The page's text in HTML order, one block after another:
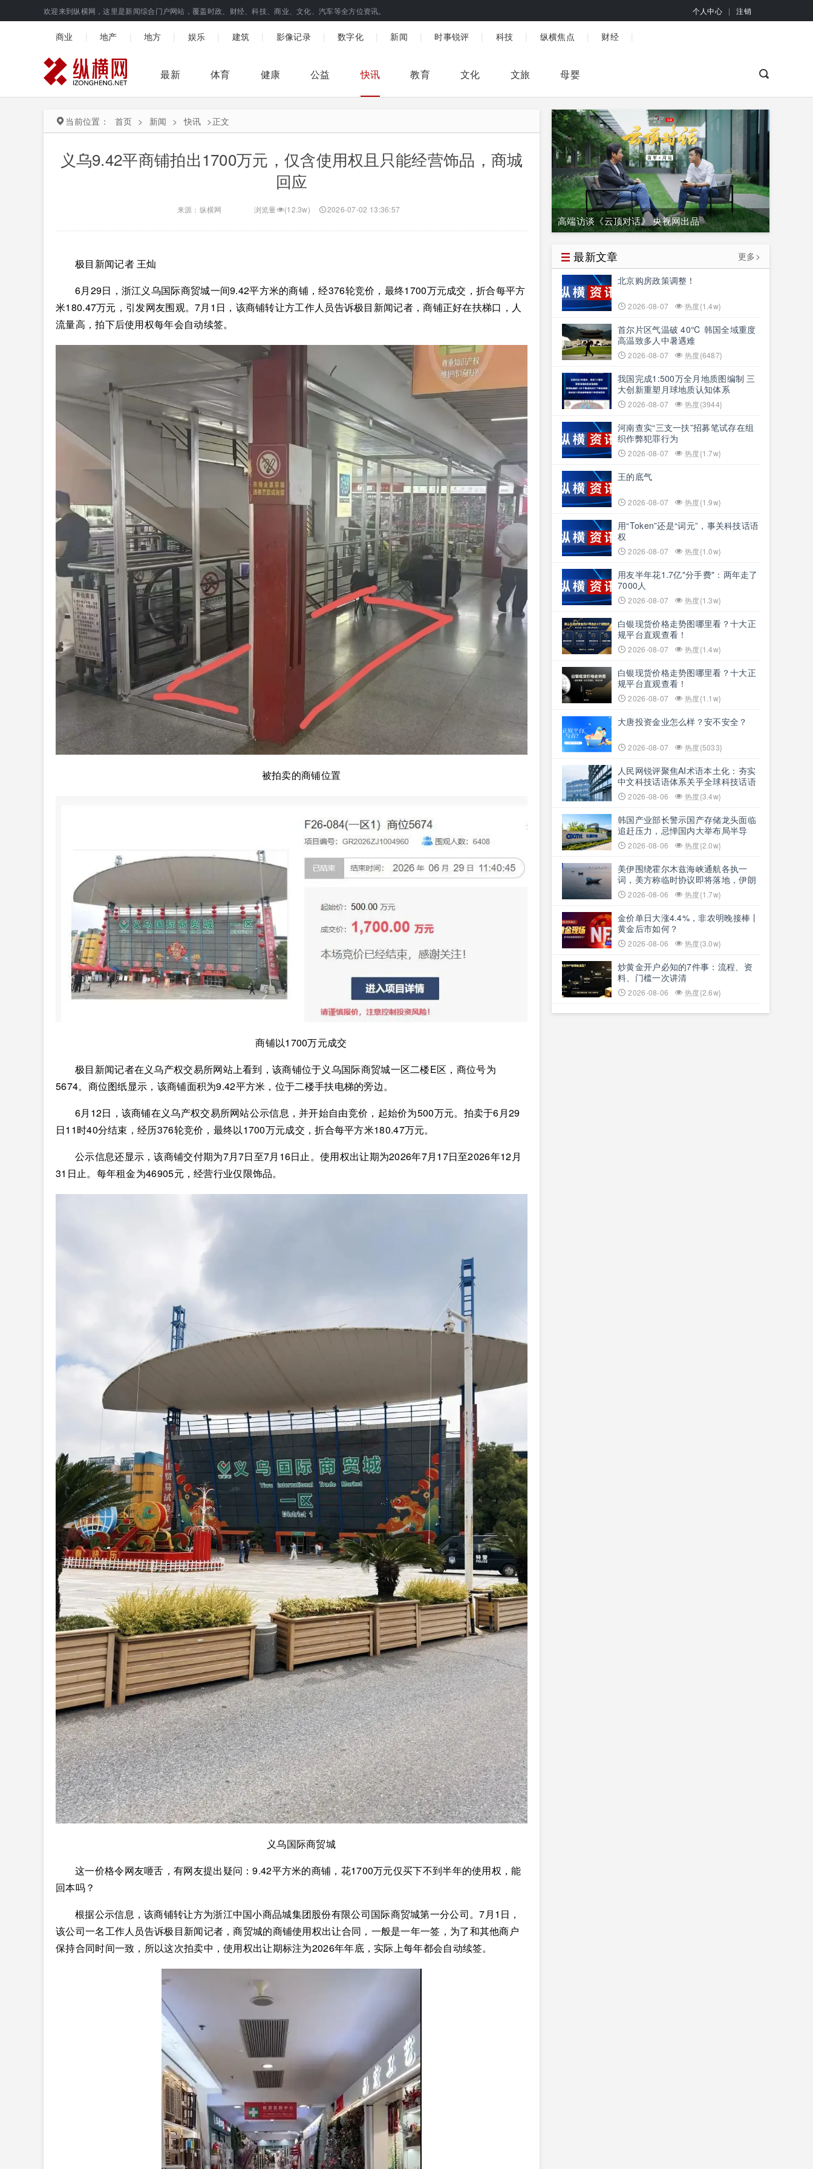
欢迎来到纵横网，这里是新闻综合门户网站，覆盖时政、财经、科技、商业、文化、汽车等全方位资讯。 个人中心 | 注销
商业 地产 地方 娱乐 建筑 影像记录 数字化 新闻 时事锐评 科技 纵横焦点 财经
最新 体育 健康 公益 快讯 教育 文化 文旅 母婴
当前位置： 首页 > 新闻 > 快讯 >正文
义乌9.42平商铺拍出1700万元，仅含使用权且只能经营饰品，商城
回应
来源：纵横网 浏览量 (12.3w) 2026-07-02 13:36:57
极目新闻记者 王灿
6月29日，浙江义乌国际商贸城一间9.42平方米的商铺，经376轮竞价，最终1700万元成交，折合每平方
米180.47万元，引发网友围观。7月1日，该商铺转让方工作人员告诉极目新闻记者，商铺正好在扶梯口，人
流量高，拍下后使用权每年会自动续签。
被拍卖的商铺位置
商铺以1700万元成交
极目新闻记者在义乌产权交易所网站上看到，该商铺位于义乌国际商贸城一区二楼E区，商位号为
5674。商位图纸显示，该商铺面积为9.42平方米，位于二楼手扶电梯的旁边。
6月12日，该商铺在义乌产权交易所网站公示信息，并开始自由竞价，起始价为500万元。拍卖于6月29
日11时40分结束，经历376轮竞价，最终以1700万元成交，折合每平方米180.47万元。
公示信息还显示，该商铺交付期为7月7日至7月16日止。使用权出让期为2026年7月17日至2026年12月
31日止。每年租金为46905元，经营行业仅限饰品。
义乌国际商贸城
这一价格令网友咂舌，有网友提出疑问：9.42平方米的商铺，花1700万元仅买下不到半年的使用权，能
回本吗？
根据公示信息，该商铺转让方为浙江中国小商品城集团股份有限公司国际商贸城第一分公司。7月1日，
该公司一名工作人员告诉极目新闻记者，商贸城的商铺使用权出让合同，一般是一年一签，为了和其他商户
保持合同时间一致，所以这次拍卖中，使用权出让期标注为2026年年底，实际上每年都会自动续签。
高端访谈《云顶对话》 央视网出品
最新文章
更多>
北京购房政策调整！
2026-08-07 热度{1.4w}
首尔片区气温破 40℃ 韩国全域重度
高温致多人中暑遇难
2026-08-07 热度{6487}
我国完成1:500万全月地质图编制 三
大创新重塑月球地质认知体系
2026-08-07 热度{3944}
河南查实“三支一扶”招募笔试存在组
织作弊犯罪行为
2026-08-07 热度{1.7w}
王的底气
2026-08-07 热度{1.9w}
用“Token”还是“词元”，事关科技话语
权
2026-08-07 热度{1.0w}
用友半年花1.7亿"分手费"：两年走了
7000人
2026-08-07 热度{1.3w}
白银现货价格走势图哪里看？十大正
规平台直观查看！
2026-08-07 热度{1.4w}
白银现货价格走势图哪里看？十大正
规平台直观查看！
2026-08-07 热度{1.1w}
大唐投资金业怎么样？安不安全？
2026-08-07 热度{5033}
人民网锐评聚焦AI术语本土化：夯实
中文科技话语体系关乎全球科技话语
权争夺
2026-08-06 热度{3.4w}
韩国产业部长警示国产存储龙头面临
追赶压力，忌惮国内大举布局半导
体，呼吁加码本土资本投入避免优势
流失
2026-08-06 热度{2.0w}
美伊围绕霍尔木兹海峡通航各执一
词，美方称临时协议即将落地，伊朗
坚称仅与阿曼双边磋商、通航恢复取
决于美方态度
2026-08-06 热度{1.7w}
金价单日大涨4.4%，非农明晚接棒丨
黄金后市如何？
2026-08-06 热度{3.0w}
炒黄金开户必知的7件事：流程、资
料、门槛一次讲清
2026-08-06 热度{2.6w}